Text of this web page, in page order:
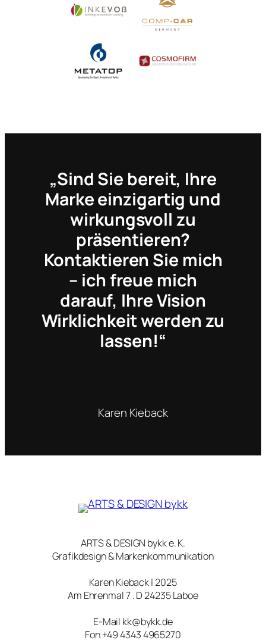
„Sind Sie bereit, Ihre
Marke einzigartig und
wirkungsvoll zu
präsentieren?
Kontaktieren Sie mich
– ich freue mich
darauf, Ihre Vision
Wirklichkeit werden zu
lassen!“
Karen Kieback
ARTS & DESIGN bykk e. K.
Grafikdesign & Markenkommunikation
Karen Kieback | 2025
Am Ehrenmal 7 . D 24235 Laboe
E-Mail kk@bykk.de
Fon +49 4343 4965270